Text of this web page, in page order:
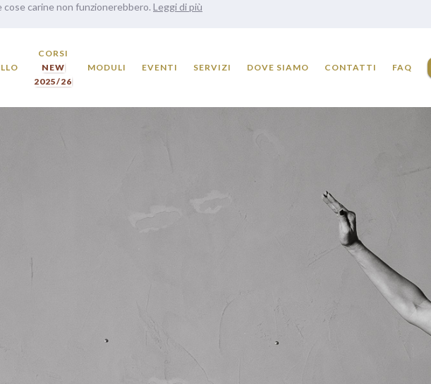
carine non funzionerebbero. Leggi di più
CORSI
NEW
2025/26
MODULI EVENTI SERVIZI DOVE SIAMO CONTATTI FAQ